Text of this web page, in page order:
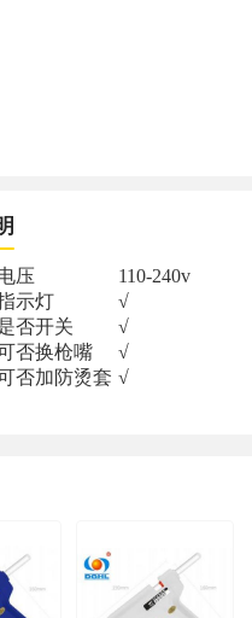
压
110-240v
示灯
√
否开关
√
否换枪嘴
√
否加防烫套 √